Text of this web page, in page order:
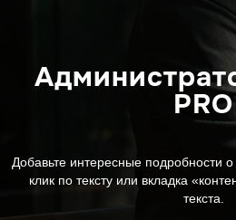
PRO
Добавьте интересные подробности
клик по тексту или вкладка
текста.